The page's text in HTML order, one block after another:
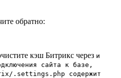
обратно:
кэш Битрикс через и
сайта к базе,
.settings.php содержит